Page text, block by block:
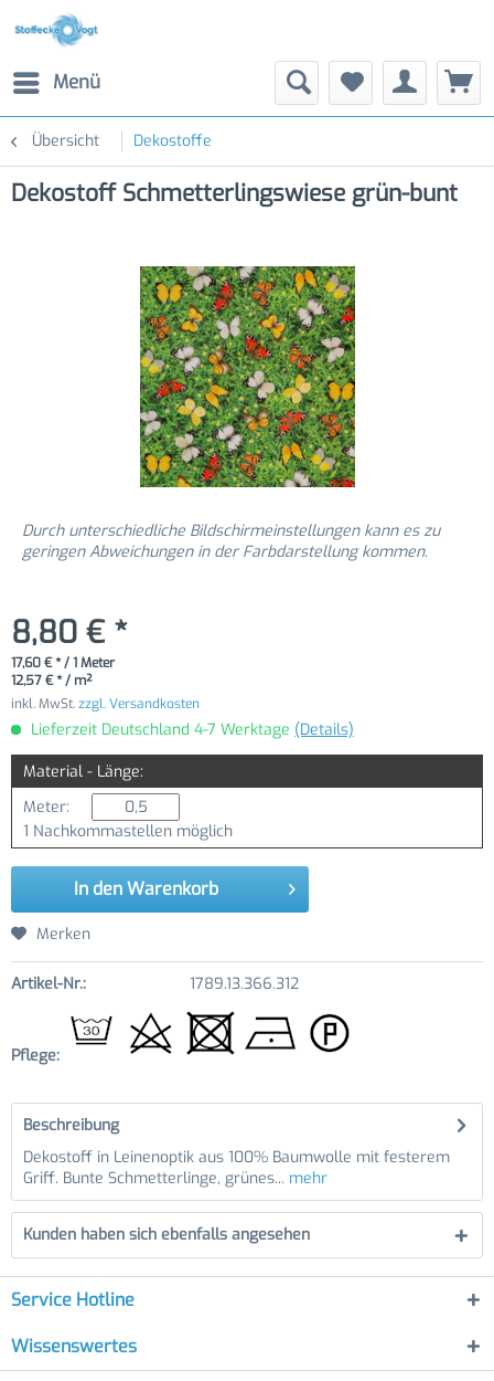
Menü
Übersicht Dekostoffe
Dekostoff Schmetterlingswiese grün-bunt
Durch unterschiedliche Bildschirmeinstellungen kann es zu
geringen Abweichungen in der Farbdarstellung kommen.
8,80 € *
17,60 € * / 1 Meter
12,57 € * / m²
inkl. MwSt.zzgl. Versandkosten
Lieferzeit Deutschland 4-7 Werktage (Details)
Material - Länge:
Meter:
1 Nachkommastellen möglich
In den Warenkorb
Merken
Artikel-Nr.: 1789.13.366.312
Pflege:
Beschreibung
Dekostoff in Leinenoptik aus 100% Baumwolle mit festerem
Griff. Bunte Schmetterlinge, grünes... mehr
Kunden haben sich ebenfalls angesehen
Service Hotline
Wissenswertes